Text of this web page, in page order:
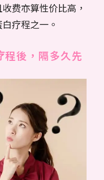
费亦算性价比高，
疗程之一。
後，隔多久先